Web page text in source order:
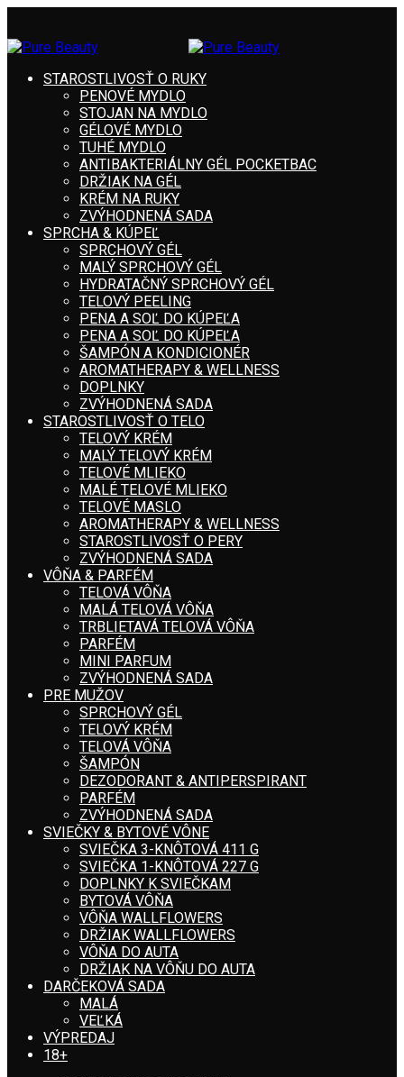
STAROSTLIVOSŤ O RUKY
PENOVÉ MYDLO
STOJAN NA MYDLO
GÉLOVÉ MYDLO
TUHÉ MYDLO
ANTIBAKTERIÁLNY GÉL POCKETBAC
DRŽIAK NA GÉL
KRÉM NA RUKY
ZVÝHODNENÁ SADA
SPRCHA & KÚPEĽ
SPRCHOVÝ GÉL
MALÝ SPRCHOVÝ GÉL
HYDRATAČNÝ SPRCHOVÝ GÉL
TELOVÝ PEELING
PENA A SOĽ DO KÚPEĽA
PENA A SOĽ DO KÚPEĽA
ŠAMPÓN A KONDICIONÉR
AROMATHERAPY & WELLNESS
DOPLNKY
ZVÝHODNENÁ SADA
STAROSTLIVOSŤ O TELO
TELOVÝ KRÉM
MALÝ TELOVÝ KRÉM
TELOVÉ MLIEKO
MALÉ TELOVÉ MLIEKO
TELOVÉ MASLO
AROMATHERAPY & WELLNESS
STAROSTLIVOSŤ O PERY
ZVÝHODNENÁ SADA
VÔŇA & PARFÉM
TELOVÁ VÔŇA
MALÁ TELOVÁ VÔŇA
TRBLIETAVÁ TELOVÁ VÔŇA
PARFÉM
MINI PARFUM
ZVÝHODNENÁ SADA
PRE MUŽOV
SPRCHOVÝ GÉL
TELOVÝ KRÉM
TELOVÁ VÔŇA
ŠAMPÓN
DEZODORANT & ANTIPERSPIRANT
PARFÉM
ZVÝHODNENÁ SADA
SVIEČKY & BYTOVÉ VÔNE
SVIEČKA 3-KNÔTOVÁ 411 G
SVIEČKA 1-KNÔTOVÁ 227 G
DOPLNKY K SVIEČKAM
BYTOVÁ VÔŇA
VÔŇA WALLFLOWERS
DRŽIAK WALLFLOWERS
VÔŇA DO AUTA
DRŽIAK NA VÔŇU DO AUTA
DARČEKOVÁ SADA
MALÁ
VEĽKÁ
VÝPREDAJ
18+